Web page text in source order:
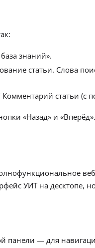
знаний».
статьи. Слова
статьи (с
«Назад» и «Вперёд».
УИТ на десктопе,
панели — для